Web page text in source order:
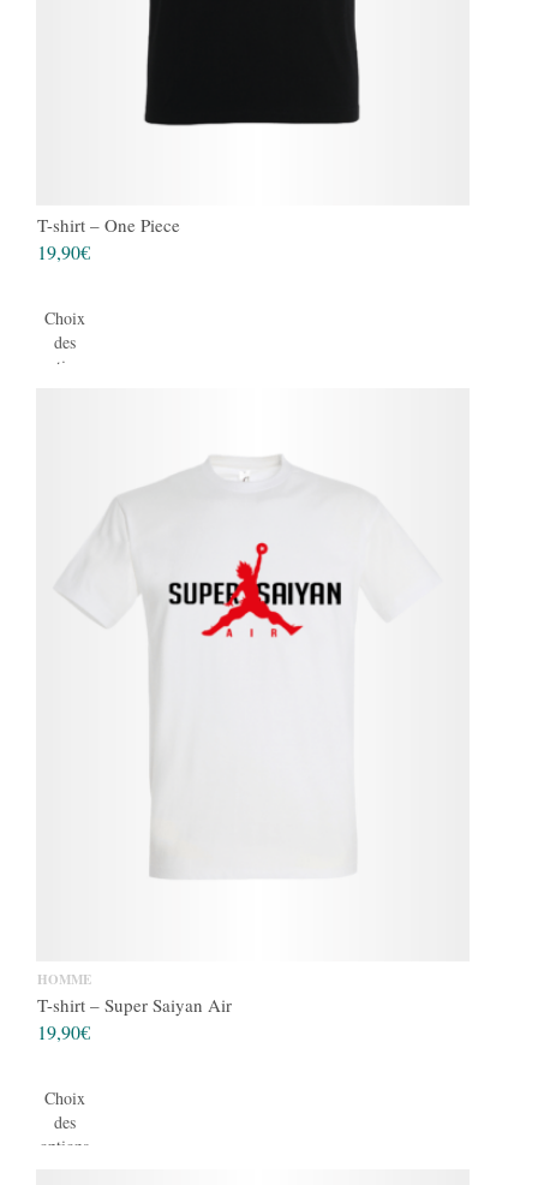
T-shirt – One Piece
19,90€
Choix
des
options
HOMME
T-shirt – Super Saiyan Air
19,90€
Choix
des
options